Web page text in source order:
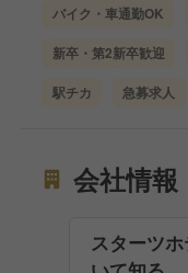
バイク・車通勤OK
新卒・第2新卒歓迎
駅チカ 急募求人
会社情報
スターツ